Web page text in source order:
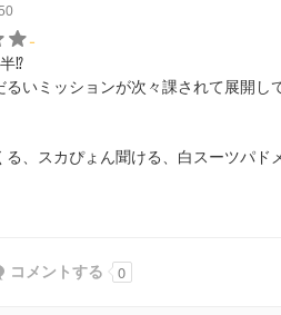
-
⁉︎
いミッションが次々課されて展開し
、スカぴょん聞ける、白スーツパド
コメントする 0